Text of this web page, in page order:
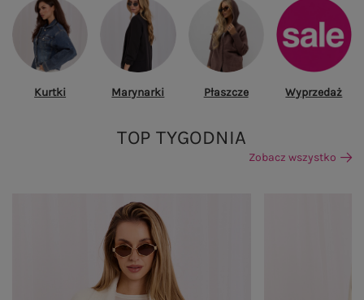
Kurtki Marynarki Płaszcze Wyprzedaż
TOP TYGODNIA
Zobacz wszystko